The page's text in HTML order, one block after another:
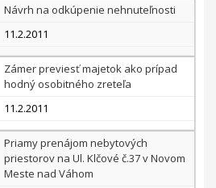
Návrh na odkúpenie nehnuteľnosti
11.2.2011
Zámer previesť majetok ako prípad
hodný osobitného zreteľa
11.2.2011
Priamy prenájom nebytových
priestorov na Ul. Klčové č.37 v Novom
Meste nad Váhom